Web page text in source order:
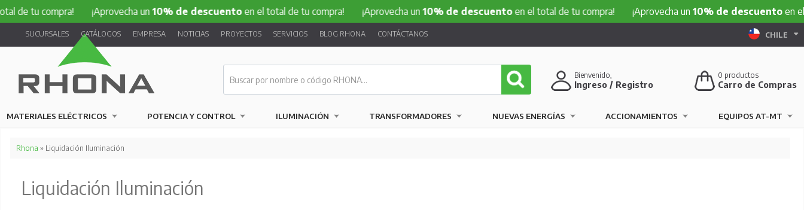
tu compra! ¡Aprovecha un10% de descuentoen el total de tu compra! ¡Aprovecha un10% de descuentoen el total de tu compra! ¡Aprovecha un10% de descuentoen el
SUCURSALES CATÁLOGOS EMPRESA NOTICIAS PROYECTOS SERVICIOS BLOG RHONA CONTÁCTANOS CHILE
0 productos
Carro de Compras
Bienvenido,
Ingreso / Registro
MATERIALES ELÉCTRICOS POTENCIA Y CONTROL ILUMINACIÓN TRANSFORMADORES NUEVAS ENERGÍAS ACCIONAMIENTOS EQUIPOS AT-MT
Rhona » Liquidación Iluminación
Liquidación Iluminación